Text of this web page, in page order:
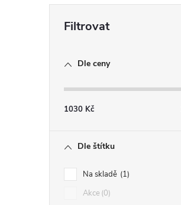
Dle ceny
1030 Kč
Dle štítku
Na skladě 1
Akce 0